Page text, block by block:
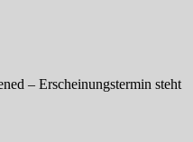
– Erscheinungstermin steht